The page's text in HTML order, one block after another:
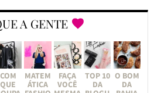
A GENTE
COM
QUE
MATEM
ÁTICA
FAÇA
VOCÊ
TOP 10
DA
O BOM
DA